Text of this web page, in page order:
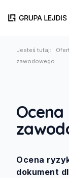
Jesteś tutaj:
zawodowego
Ocena
dokument